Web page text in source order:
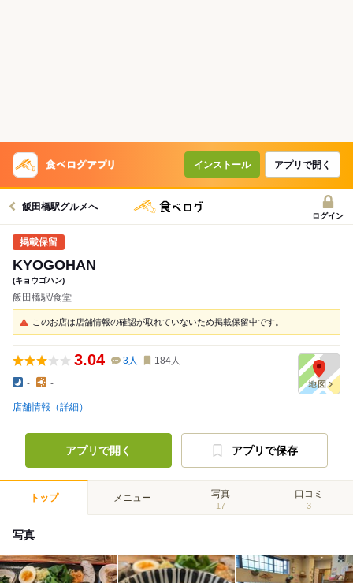
インストール アプリで開く
飯田橋駅グルメへ
ログイン
KYOGOHAN
(キョウゴハン)
飯田橋駅/食堂
このお店は店舗情報の確認が取れていないため掲載保留中です。
3.04 3人 184人
- -
店舗情報（詳細）
アプリで開く アプリで保存
トップ メニュー 写真
17
口コミ
3
写真